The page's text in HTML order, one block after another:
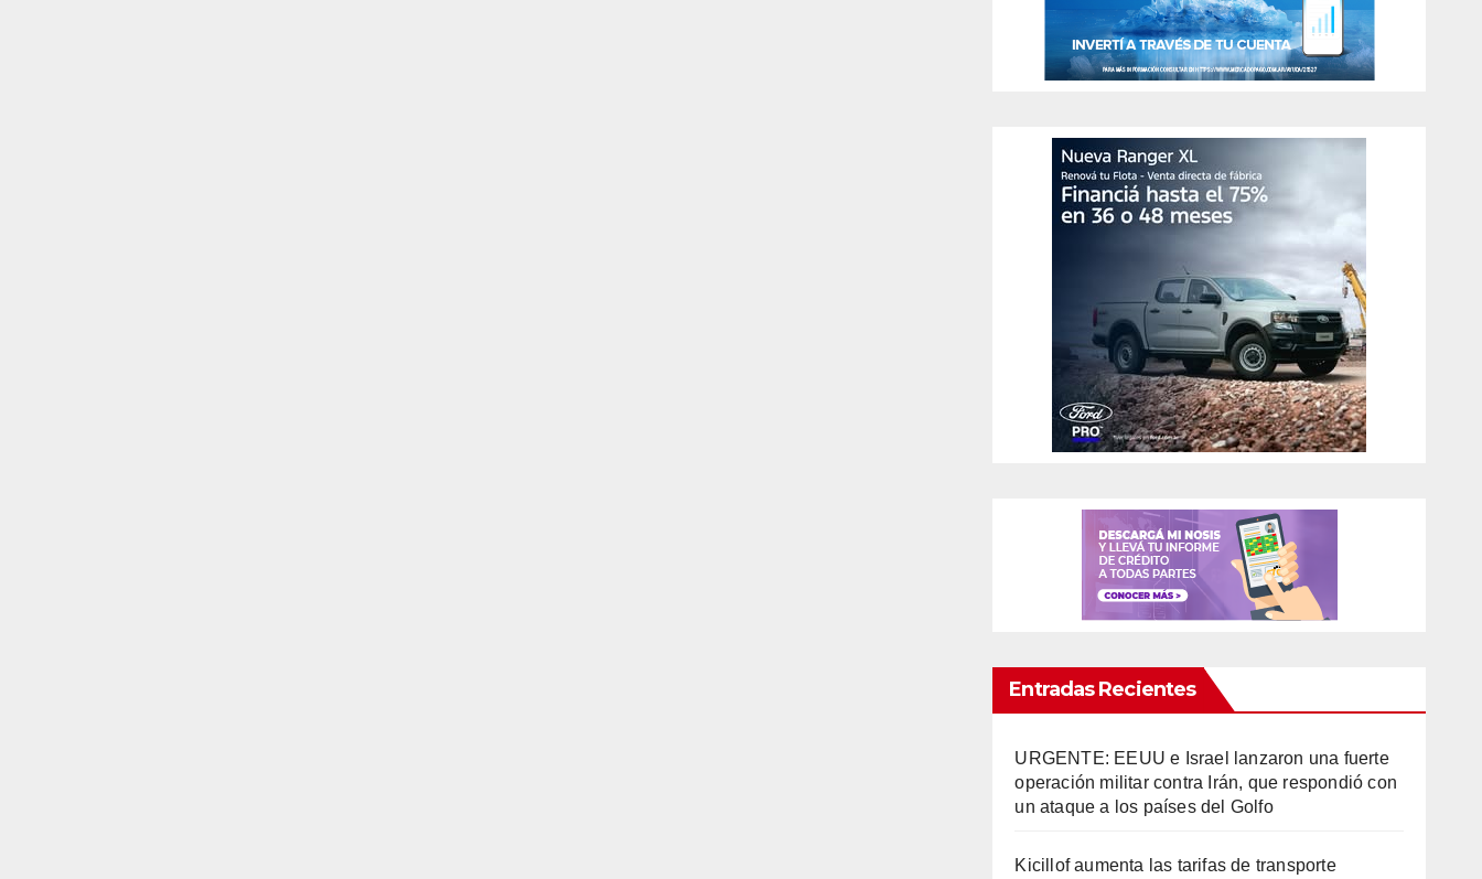
Entradas Recientes
URGENTE: EEUU e Israel lanzaron una fuerte
operación militar contra Irán, que respondió con
un ataque a los países del Golfo
Kicillof aumenta las tarifas de transporte